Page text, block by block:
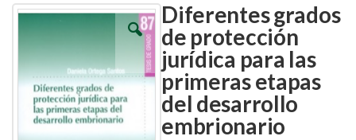
Diferentes grados
de protección
jurídica para las
primeras etapas
del desarrollo
embrionario
Skip
the
images
gallery
Skip
the
images
gallery